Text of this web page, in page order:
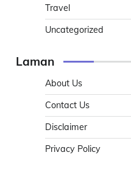
Travel
Uncategorized
Laman
About Us
Contact Us
Disclaimer
Privacy Policy